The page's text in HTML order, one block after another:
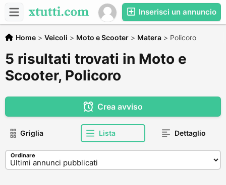
Inserisci un annuncio
Home > Veicoli > Moto e Scooter > Matera > Policoro
5 risultati trovati in Moto e
Scooter, Policoro
Crea avviso
Griglia Lista Dettaglio
Ordinare